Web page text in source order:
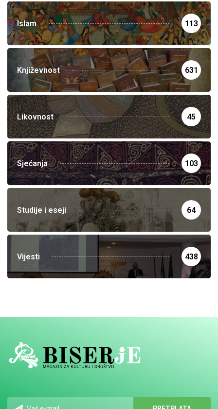
Islam 113
Književnost 631
Likovnost 45
Sjećanja 103
Studije i eseji 64
Vijesti 438